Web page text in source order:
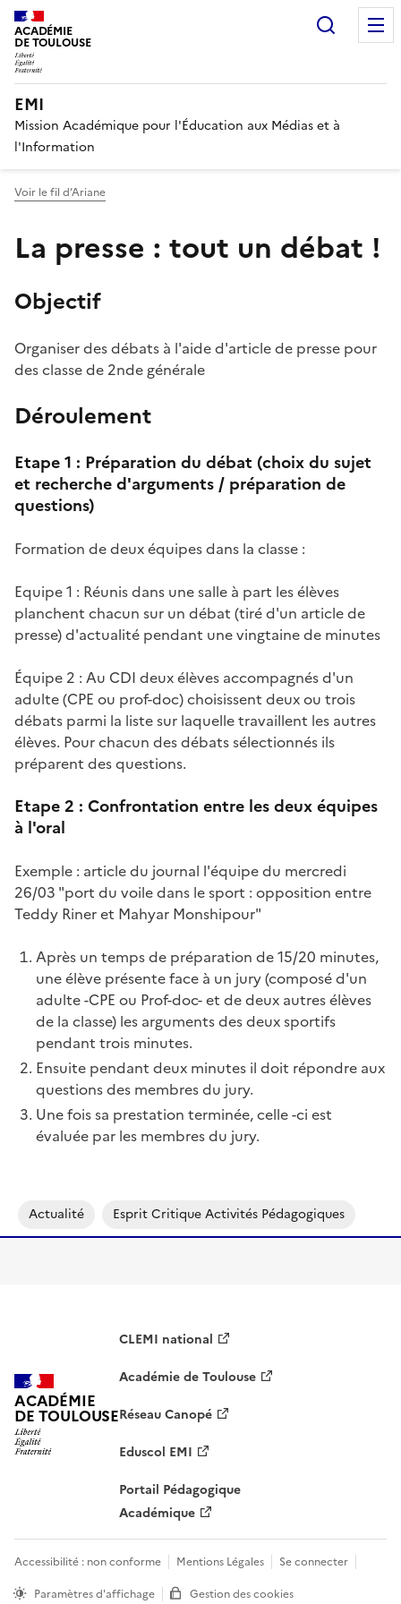
ACADÉMIE
DE TOULOUSE
EMI
Mission Académique pour l'Éducation aux Médias et à
l'Information
Voir le fil d’Ariane
La presse : tout un débat !
Objectif
Organiser des débats à l'aide d'article de presse pour
des classe de 2nde générale
Déroulement
Etape 1 : Préparation du débat (choix du sujet
et recherche d'arguments / préparation de
questions)
Formation de deux équipes dans la classe :
Equipe 1 : Réunis dans une salle à part les élèves
planchent chacun sur un débat (tiré d'un article de
presse) d'actualité pendant une vingtaine de minutes
Équipe 2 : Au CDI deux élèves accompagnés d'un
adulte (CPE ou prof-doc) choisissent deux ou trois
débats parmi la liste sur laquelle travaillent les autres
élèves. Pour chacun des débats sélectionnés ils
préparent des questions.
Etape 2 : Confrontation entre les deux équipes
à l'oral
Exemple : article du journal l'équipe du mercredi
26/03 "port du voile dans le sport : opposition entre
Teddy Riner et Mahyar Monshipour"
Après un temps de préparation de 15/20 minutes,
une élève présente face à un jury (composé d'un
adulte -CPE ou Prof-doc- et de deux autres élèves
de la classe) les arguments des deux sportifs
pendant trois minutes.
Ensuite pendant deux minutes il doit répondre aux
questions des membres du jury.
Une fois sa prestation terminée, celle -ci est
évaluée par les membres du jury.
Actualité Esprit Critique Activités Pédagogiques
ACADÉMIE
DE TOULOUSE
CLEMI national
Académie de Toulouse
Réseau Canopé
Eduscol EMI
Portail Pédagogique
Académique
Accessibilité : non conforme Mentions Légales
Se connecter
Paramètres d'affichage
Gestion des cookies